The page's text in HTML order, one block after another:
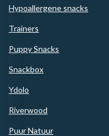
Hypoallergene snacks
Trainers
Puppy Snacks
Snackbox
Ydolo
Riverwood
Puur Natuur